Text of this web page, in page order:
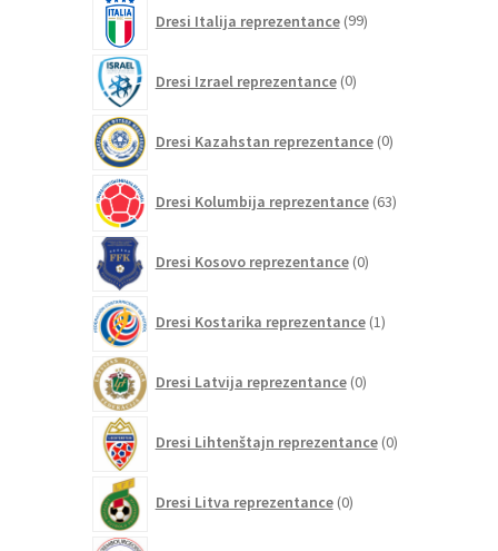
Dresi Italija reprezentance 99izdelkov
Dresi Izrael reprezentance 0izdelkov
Dresi Kazahstan reprezentance 0izdelkov
Dresi Kolumbija reprezentance 63izdelkov
Dresi Kosovo reprezentance 0izdelkov
Dresi Kostarika reprezentance 1izdelek
Dresi Latvija reprezentance 0izdelkov
Dresi Lihtenštajn reprezentance 0izdelkov
Dresi Litva reprezentance 0izdelkov